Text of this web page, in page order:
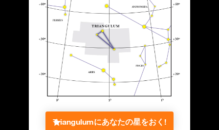
Triangulumにあなたの星をおく!